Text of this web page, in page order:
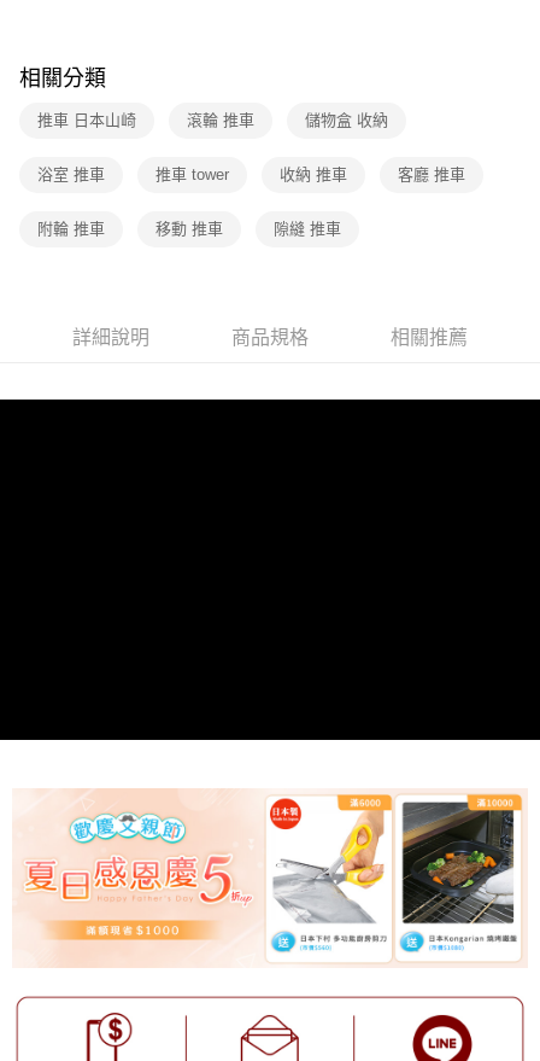
相關分類
推車 日本山崎 滾輪 推車 儲物盒 收納
浴室 推車 推車 tower 收納 推車 客廳 推車
附輪 推車 移動 推車 隙縫 推車
詳細說明 商品規格 相關推薦